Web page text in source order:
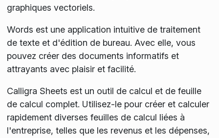
graphiques vectoriels.
Words est une application intuitive de traitement
de texte et d'édition de bureau. Avec elle, vous
pouvez créer des documents informatifs et
attrayants avec plaisir et facilité.
Calligra Sheets est un outil de calcul et de feuille
de calcul complet. Utilisez-le pour créer et calculer
rapidement diverses feuilles de calcul liées à
l'entreprise, telles que les revenus et les dépenses,